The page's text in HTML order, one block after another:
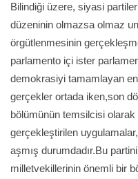
Bilindiği üzere, siyasi
düzeninin olmazsa olmaz
örgütlenmesinin
parlamento içi ister
demokrasiyi tamamlayan
gerçekler ortada iken,son
bölümünün temsilcisi
gerçekleştirilen
aşmış durumdadır.Bu
milletvekillerinin önemli bir